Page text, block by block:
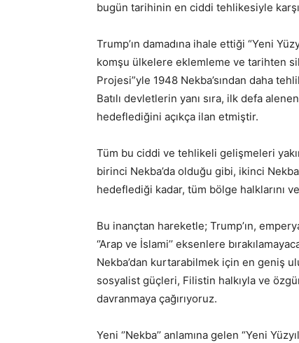
bugün tarihinin en ciddi tehlikesiyle karşı
Trump’ın damadına ihale ettiği “Yeni
komşu ülkelere eklemleme ve tarihten
Projesi”yle 1948 Nekba’sından daha
Batılı devletlerin yanı sıra, ilk defa
hedeflediğini açıkça ilan etmiştir.
Tüm bu ciddi ve tehlikeli gelişmeleri
birinci Nekba’da olduğu gibi, ikinci
hedeflediği kadar, tüm bölge halklarını
Bu inançtan hareketle; Trump’ın,
‘’Arap ve İslami’’ eksenlere
Nekba’dan kurtarabilmek için en geniş
sosyalist güçleri, Filistin halkıyla ve
davranmaya çağırıyoruz.
Yeni ‘’Nekba’’ anlamına gelen “Yeni